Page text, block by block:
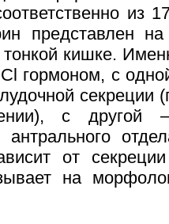
из
представлен
тонкой кишке.
гормоном, с
секреции
с другой –
антрального
от
на